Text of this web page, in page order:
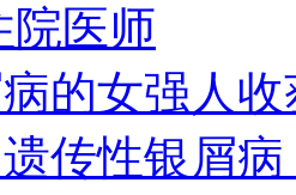
院医师
的女强人
传性银屑